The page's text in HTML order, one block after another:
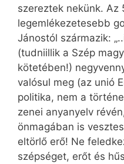
szereztek nekünk. Az
legemlékezetesebb
Jánostól származik:
(tudniillik a Szép
kötetében!)
valósul meg (az unió
politika, nem a
zenei anyanyelv
önmagában is
eltörlő erő! Ne
szépséget, erőt és